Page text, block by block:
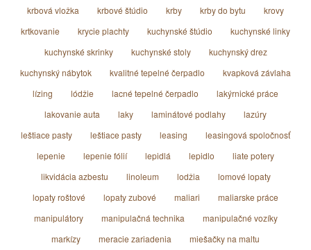
krbová vložka
krbové štúdio krby krby do bytu
krovy
krtkovanie
krycie plachty kuchynské štúdio
kuchynské linky
kuchynské skrinky
kuchynské stoly
kuchynský drez
kuchynský nábytok
kvalitné tepelné čerpadlo
kvapková závlaha
lízing
lódžie lacné tepelné čerpadlo
lakýrnické práce
lakovanie auta
laky laminátové podlahy
lazúry
leštiace pasty
leštiace pasty leasing
leasingová spoločnosť
lepenie
lepenie fólií lepidlá lepidlo
liate potery
likvidácia azbestu
linoleum lodžia
lomové lopaty
lopaty roštové
lopaty zubové maliari
maliarske práce
manipulátory
manipulačná technika
manipulačné vozíky
markízy
meracie zariadenia
miešačky na maltu